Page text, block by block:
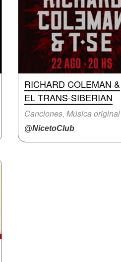
RICHARD COLEMAN &
EL TRANS-SIBERIAN
Canciones, Música original
@NicetoClub